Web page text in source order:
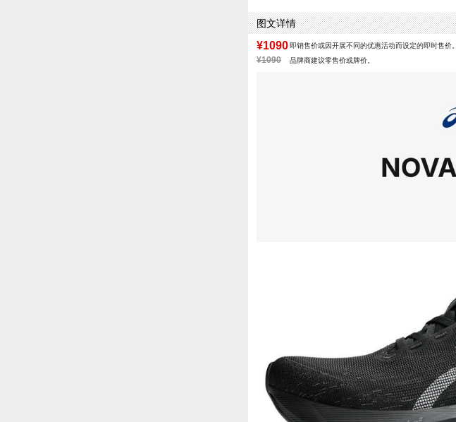
图文详情
¥1090 即销售价或因开展不同的优惠活动而设定的即时售价。
¥1090 品牌商建议零售价或牌价。